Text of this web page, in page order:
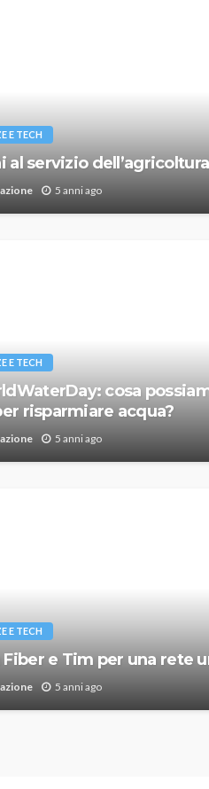
E TECH
al servizio dell’agricoltura
5 anni ago
E TECH
cosa
risparmiare acqua?
5 anni ago
E TECH
Fiber e Tim per una rete
5 anni ago